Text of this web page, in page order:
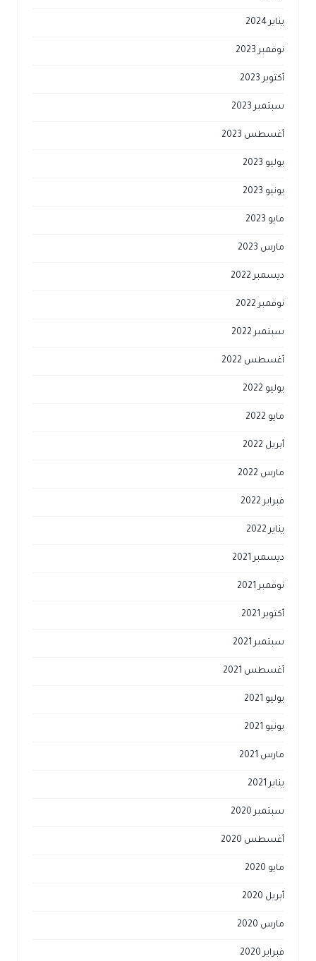
يناير 2024
نوفمبر 2023
أكتوبر 2023
سبتمبر 2023
أغسطس 2023
يوليو 2023
يونيو 2023
مايو 2023
مارس 2023
ديسمبر 2022
نوفمبر 2022
سبتمبر 2022
أغسطس 2022
يوليو 2022
مايو 2022
أبريل 2022
مارس 2022
فبراير 2022
يناير 2022
ديسمبر 2021
نوفمبر 2021
أكتوبر 2021
سبتمبر 2021
أغسطس 2021
يوليو 2021
يونيو 2021
مارس 2021
يناير 2021
سبتمبر 2020
أغسطس 2020
مايو 2020
أبريل 2020
مارس 2020
فبراير 2020